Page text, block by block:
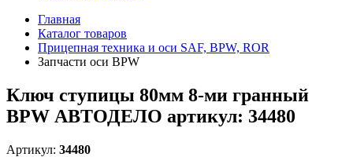
Главная
Каталог товаров
Прицепная техника и оси SAF, BPW, ROR
Запчасти оси BPW
Ключ ступицы 80мм 8-ми гранный
BPW АВТОДЕЛО артикул: 34480
Артикул: 34480